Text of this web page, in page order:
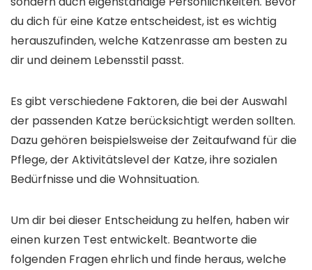
du dich für eine Katze entscheidest, ist es wichtig
herauszufinden, welche Katzenrasse am besten zu
dir und deinem Lebensstil passt.
Es gibt verschiedene Faktoren, die bei der Auswahl
der passenden Katze berücksichtigt werden sollten.
Dazu gehören beispielsweise der Zeitaufwand für die
Pflege, der Aktivitätslevel der Katze, ihre sozialen
Bedürfnisse und die Wohnsituation.
Um dir bei dieser Entscheidung zu helfen, haben wir
einen kurzen Test entwickelt. Beantworte die
folgenden Fragen ehrlich und finde heraus, welche